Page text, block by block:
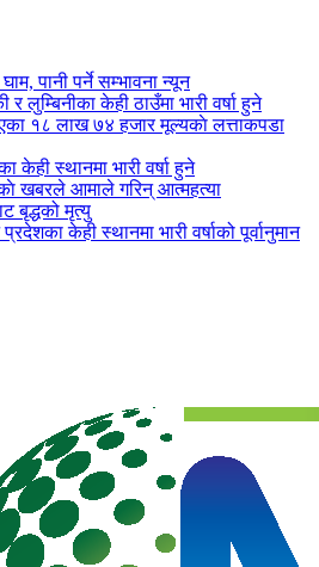
पानी पर्ने सम्भावना न्यून
लुम्बिनीका केही ठाउँमा भारी वर्षा हुने
१८ लाख ७४ हजार मूल्यकाे लत्ताकपडा
केही स्थानमा भारी वर्षा हुने
खबरले आमाले गरिन् आत्महत्या
बृद्धको मृत्यु
केही स्थानमा भारी वर्षाको पूर्वानुमान